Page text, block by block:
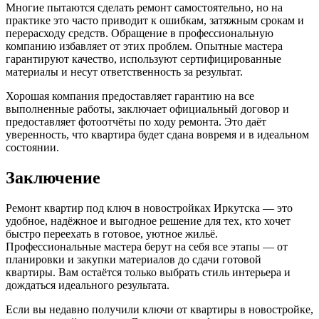
Многие пытаются сделать ремонт самостоятельно, но на
практике это часто приводит к ошибкам, затяжным срокам и
перерасходу средств. Обращение в профессиональную
компанию избавляет от этих проблем. Опытные мастера
гарантируют качество, используют сертифицированные
материалы и несут ответственность за результат.
Хорошая компания предоставляет гарантию на все
выполненные работы, заключает официальный договор и
предоставляет фотоотчёты по ходу ремонта. Это даёт
уверенность, что квартира будет сдана вовремя и в идеальном
состоянии.
Заключение
Ремонт квартир под ключ в новостройках Иркутска — это
удобное, надёжное и выгодное решение для тех, кто хочет
быстро переехать в готовое, уютное жильё.
Профессиональные мастера берут на себя все этапы — от
планировки и закупки материалов до сдачи готовой
квартиры. Вам остаётся только выбрать стиль интерьера и
дождаться идеального результата.
Если вы недавно получили ключи от квартиры в новостройке,